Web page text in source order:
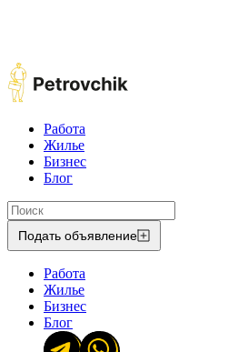
Работа
Жилье
Бизнес
Блог
Подать объявление
Работа
Жилье
Бизнес
Блог